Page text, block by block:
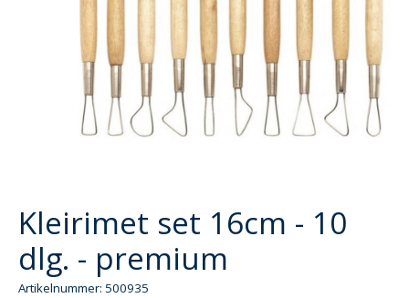
Kleirimet set 16cm - 10
dlg. - premium
Artikelnummer: 500935